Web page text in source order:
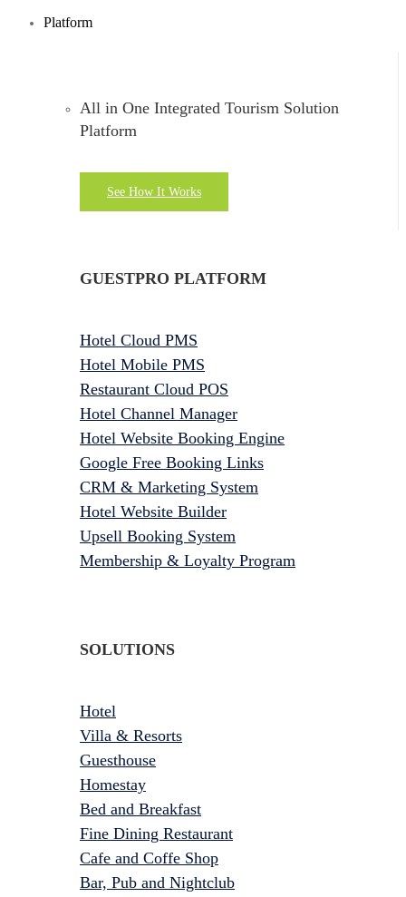
Platform
All in One Integrated Tourism Solution
Platform
See How It Works
GUESTPRO PLATFORM
Hotel Cloud PMS
Hotel Mobile PMS
Restaurant Cloud POS
Hotel Channel Manager
Hotel Website Booking Engine
Google Free Booking Links
CRM & Marketing System
Hotel Website Builder
Upsell Booking System
Membership & Loyalty Program
SOLUTIONS
Hotel
Villa & Resorts
Guesthouse
Homestay
Bed and Breakfast
Fine Dining Restaurant
Cafe and Coffe Shop
Bar, Pub and Nightclub